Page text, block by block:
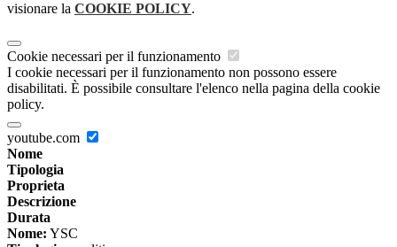
visionare la COOKIE POLICY.
Cookie necessari per il funzionamento
I cookie necessari per il funzionamento non possono essere
disabilitati. È possibile consultare l'elenco nella pagina della cookie
policy.
youtube.com
Nome
Tipologia
Proprieta
Descrizione
Durata
Nome: YSC